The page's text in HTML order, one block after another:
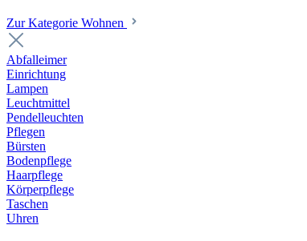
Zur Kategorie Wohnen
Abfalleimer
Einrichtung
Lampen
Leuchtmittel
Pendelleuchten
Pflegen
Bürsten
Bodenpflege
Haarpflege
Körperpflege
Taschen
Uhren